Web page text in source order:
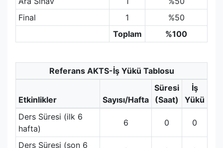
Final
1
%50
Toplam
%100
Referans AKTS-İş Yükü Tablosu
Etkinlikler Sayısı/Hafta
Süresi
(Saat)
İş
Yükü
Ders Süresi (ilk 6
hafta)
6 0 0
Ders Süresi (son 6